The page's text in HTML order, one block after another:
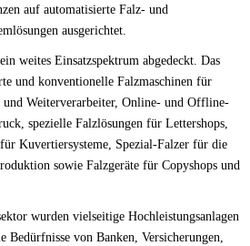
auf automatisierte Falz- und
ausgerichtet.
weites Einsatzspektrum abgedeckt. Das
und konventionelle Falzmaschinen für
und Weiterverarbeiter, Online- und Offline-
spezielle Falzlösungen für Lettershops,
Kuvertiersysteme, Spezial-Falzer für die
sowie Falzgeräte für Copyshops und
wurden vielseitige Hochleistungsanlagen
Bedürfnisse von Banken, Versicherungen,